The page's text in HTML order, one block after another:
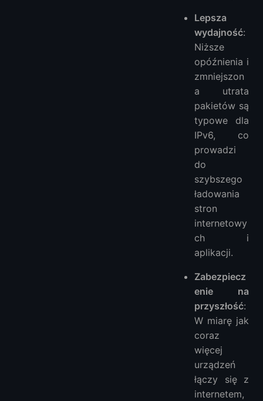
Lepsza
wydajność:
Niższe
opóźnienia i
zmniejszon
a utrata
pakietów są
typowe dla
IPv6, co
prowadzi
do
szybszego
ładowania
stron
internetowy
ch i
aplikacji.
Zabezpiecz
enie na
przyszłość:
W miarę jak
coraz
więcej
urządzeń
łączy się z
internetem,